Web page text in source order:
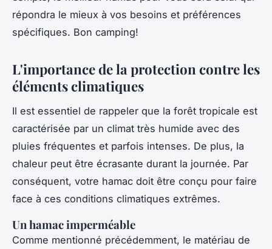
répondra le mieux à vos besoins et préférences
spécifiques. Bon camping!
L'importance de la protection contre les
éléments climatiques
Il est essentiel de rappeler que la forêt tropicale est
caractérisée par un climat très humide avec des
pluies fréquentes et parfois intenses. De plus, la
chaleur peut être écrasante durant la journée. Par
conséquent, votre hamac doit être conçu pour faire
face à ces conditions climatiques extrêmes.
Un hamac imperméable
Comme mentionné précédemment, le matériau de